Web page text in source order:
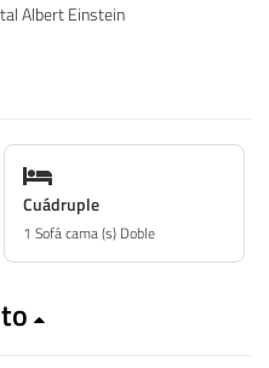
Albert Einstein
Cuádruple
1 Sofá cama (s) Doble